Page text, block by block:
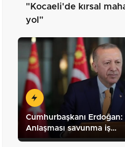
"Kocaeli'de kırsal
yol"
Cumhurbaşkanı
Anlaşması savunma iş…